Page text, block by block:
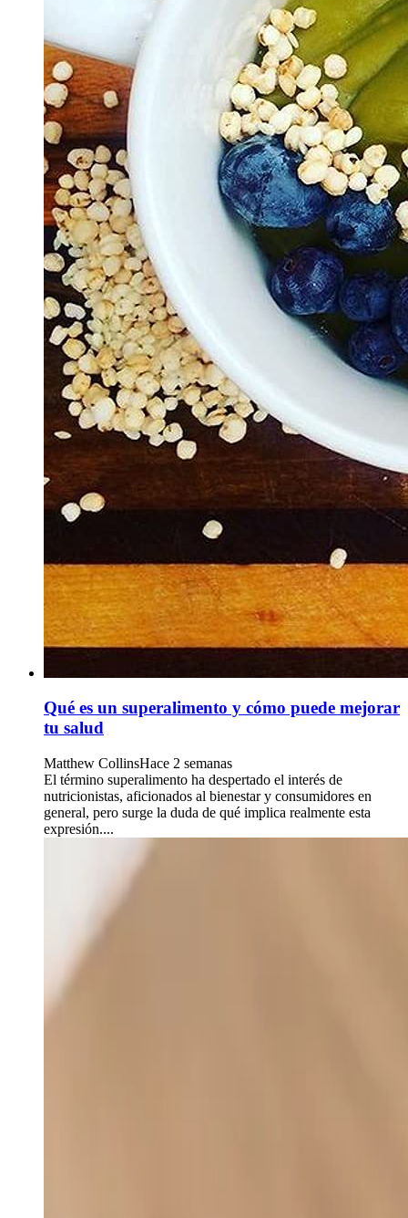
Qué es un superalimento y cómo puede mejorar
tu salud
Matthew CollinsHace 2 semanas
El término superalimento ha despertado el interés de
nutricionistas, aficionados al bienestar y consumidores en
general, pero surge la duda de qué implica realmente esta
expresión....